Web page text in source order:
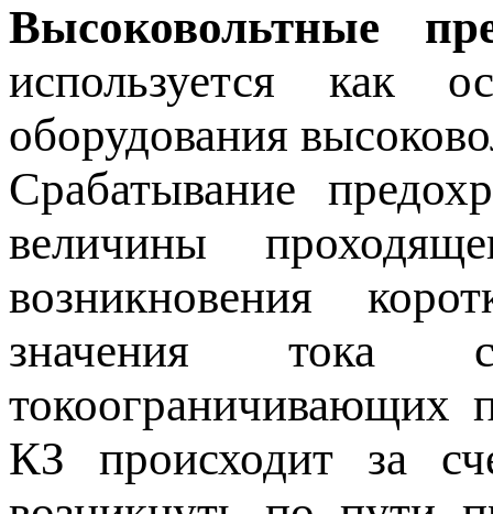
Высоковольтные
используется как
оборудования
Срабатывание
величины
возникновения
значения тока
токоограничивающих
КЗ происходит за